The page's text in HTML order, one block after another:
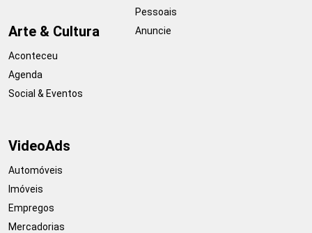
Arte & Cultura
Aconteceu
Agenda
Social & Eventos
Pessoais
Anuncie
VideoAds
Automóveis
Imóveis
Empregos
Mercadorias